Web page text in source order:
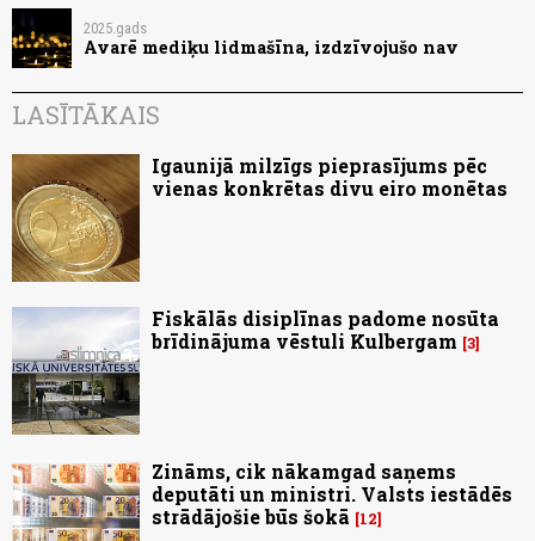
2025.gads
Avarē mediķu lidmašīna, izdzīvojušo nav
LASĪTĀKAIS
Igaunijā milzīgs pieprasījums pēc
vienas konkrētas divu eiro monētas
Fiskālās disiplīnas padome nosūta
brīdinājuma vēstuli Kulbergam 3
Zināms, cik nākamgad saņems
deputāti un ministri. Valsts iestādēs
strādājošie būs šokā
12